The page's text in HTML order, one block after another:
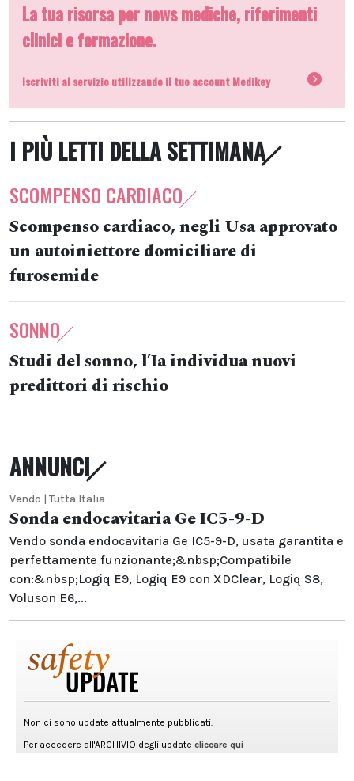
La tua risorsa per news mediche, riferimenti
clinici e formazione.
Iscriviti al servizio utilizzando il tuo account Medikey
I PIÙ LETTI DELLA SETTIMANA
SCOMPENSO CARDIACO
Scompenso cardiaco, negli Usa approvato
un autoiniettore domiciliare di
furosemide
SONNO
Studi del sonno, l’Ia individua nuovi
predittori di rischio
ANNUNCI
Vendo | Tutta Italia
Sonda endocavitaria Ge IC5-9-D
Vendo sonda endocavitaria Ge IC5-9-D, usata garantita e
perfettamente funzionante;&nbsp;Compatibile
con:&nbsp;Logiq E9, Logiq E9 con XDClear, Logiq S8,
Voluson E6,...